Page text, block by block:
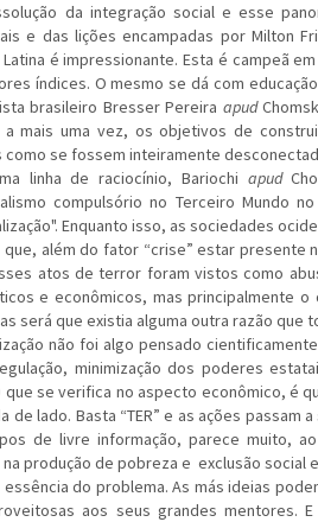
da integração social e esse
e das lições encampadas por Milton
Latina é impressionante. Esta é campeã
índices. O mesmo se dá com
brasileiro Bresser Pereira apud
mais uma vez, os objetivos de
se fossem inteiramente
linha de raciocínio, Bariochi apud
compulsório no Terceiro Mundo
Enquanto isso, as sociedades
além do fator “crise” estar presente
atos de terror foram vistos como
e econômicos, mas principalmente
será que existia alguma outra razão que
não foi algo pensado
minimização dos poderes
que se verifica no aspecto econômico, é
de lado. Basta “TER” e as ações
de livre informação, parece muito,
produção de pobreza e exclusão social
essência do problema. As más ideias
aos seus grandes mentores.